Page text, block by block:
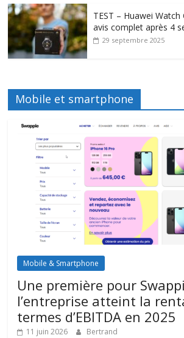
TEST – Huawei
avis complet après 4
29 septembre 2025
Mobile et smartphone
Mobile & Smartphone
Une première pour
l’entreprise atteint la
termes d’EBITDA en 2025
11 juin 2026 Bertrand